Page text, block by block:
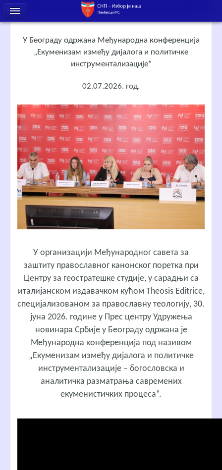
У Београду одржана Међународна конференција
„Екуменизам између дијалога и политичке
инструментализације“
02.07.2026. год.
У организацији Међународног савета за
заштиту православног канонског поретка при
Центру за геостратешке студије, у сарадњи са
италијанском издавачком кућом Theosis Editrice,
специјализованом за православну теологију, 30.
јуна 2026. године у Прес центру Удружења
новинара Србије у Београду одржана је
Међународна конференција под називом
„Екуменизам између дијалога и политичке
инструментализације – богословска и
аналитичка разматрања савремених
екуменистичких процеса“.